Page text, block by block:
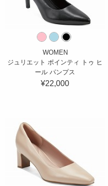
WOMEN
ジュリエット ポインティ トゥ ヒ
ール パンプス
¥22,000